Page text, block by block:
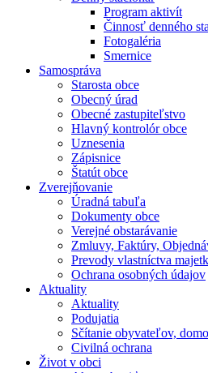
Program aktivít
Činnosť denného
Fotogaléria
Smernice
Samospráva
Starosta obce
Obecný úrad
Obecné zastupiteľstvo
Hlavný kontrolór obce
Uznesenia
Zápisnice
Štatút obce
Zverejňovanie
Úradná tabuľa
Dokumenty obce
Verejné obstarávanie
Zmluvy, Faktúry,
Prevody vlastníctva
Ochrana osobných údajov
Aktuality
Aktuality
Podujatia
Sčítanie obyvateľov,
Civilná ochrana
Život v obci